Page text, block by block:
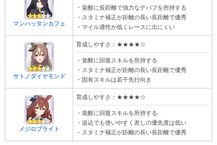
マンハッタンカフェ
・覚醒に長距離で強力なデバフを所持する
・スタミナ補正が距離の長い長距離で優秀
・マイル適性が低くレースに出にくい
サトノダイヤモンド
育成しやすさ：★★★★☆
・覚醒に回復スキルを所持する
・スタミナ補正が距離の長い長距離で優秀
・固有スキルは若干先行向き
メジロブライト
育成しやすさ：★★★★☆
・覚醒に回復スキルを所持する
・追込でも使いやすく差しの優先度は低い
・スタミナ補正が距離の長い長距離で優秀